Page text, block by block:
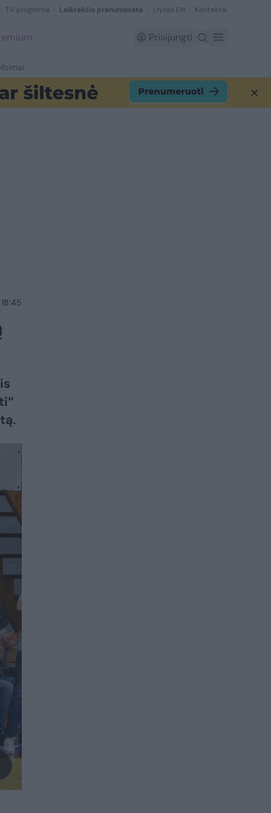
TV programa Laikraščio prenumerata Lrytas EN Kontaktai
Prisijungti